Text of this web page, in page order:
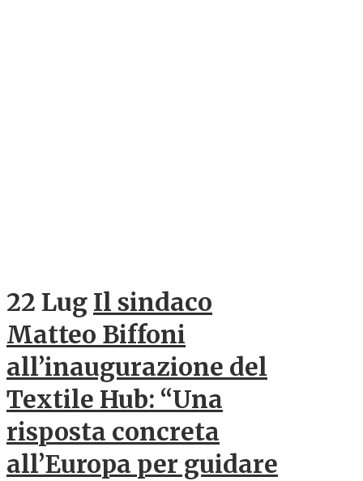
22 Lug Il sindaco
Matteo Biffoni
all’inaugurazione del
Textile Hub: “Una
risposta concreta
all’Europa per guidare